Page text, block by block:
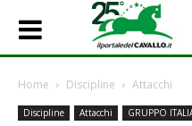
Home Discipline Attacchi
Discipline Attacchi GRUPPO